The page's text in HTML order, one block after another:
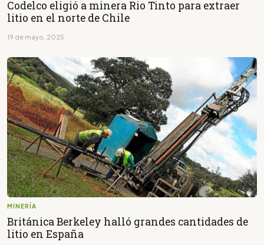
Codelco eligió a minera Rio Tinto para extraer
litio en el norte de Chile
19 de mayo, 2025
MINERÍA
Británica Berkeley halló grandes cantidades de
litio en España